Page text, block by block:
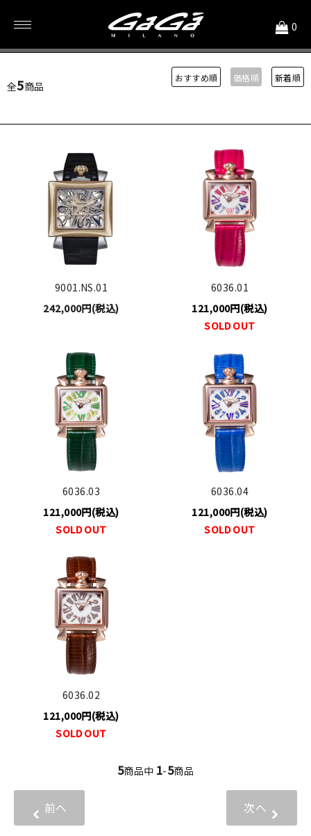
0
ゴールドプレート
全5商品
おすすめ順 価格順 新着順
9001.NS.01
242,000円(税込)
6036.01
121,000円(税込)
SOLD OUT
6036.03
121,000円(税込)
SOLD OUT
6036.04
121,000円(税込)
SOLD OUT
6036.02
121,000円(税込)
SOLD OUT
5商品中 1-5商品
前へ 次へ